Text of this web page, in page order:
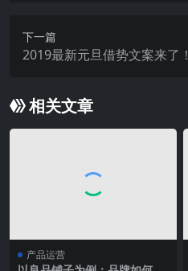
下一篇
2019最新元旦借势文案来了！
相关文章
产品运营